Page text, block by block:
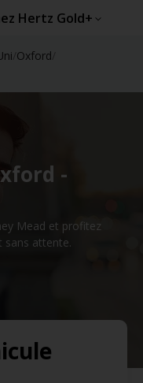
Hertz Gold+
Oxford
-
Mead et profitez
sans attente.